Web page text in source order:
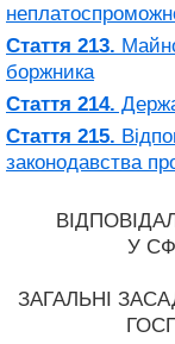
Стаття 213.
боржника
Стаття 214.
Стаття 215.
законодавства
У
ЗАГАЛЬНІ